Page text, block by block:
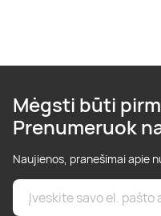
Mėgsti būti
Prenumeruok
Naujienos, pranešimai apie